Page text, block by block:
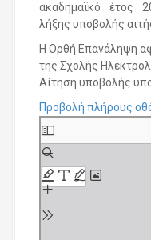
ακαδημαϊκό έτος
λήξης υποβολής
Η Ορθή Επανάληψη
της Σχολής
Αίτηση υποβολής
Προβολή πλήρους
S
k
p
t
o
P